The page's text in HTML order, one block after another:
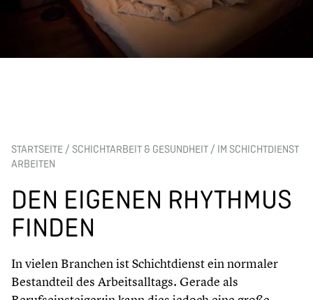
STARTSEITE / SCHICHTARBEIT & GESUNDHEIT / IM SCHICHTDIENST
ARBEITEN
DEN EIGENEN RHYTHMUS
FINDEN
In vielen Branchen ist Schichtdienst ein normaler
Bestandteil des Arbeitsalltags. Gerade als